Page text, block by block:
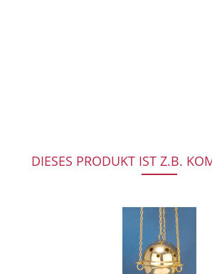
DIESES PRODUKT IST Z.B.